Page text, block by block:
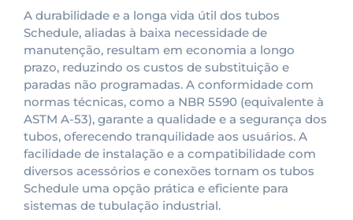
A durabilidade e a longa vida útil dos tubos
Schedule, aliadas à baixa necessidade de
manutenção, resultam em economia a longo
prazo, reduzindo os custos de substituição e
paradas não programadas. A conformidade com
normas técnicas, como a NBR 5590 (equivalente à
ASTM A-53), garante a qualidade e a segurança dos
tubos, oferecendo tranquilidade aos usuários. A
facilidade de instalação e a compatibilidade com
diversos acessórios e conexões tornam os tubos
Schedule uma opção prática e eficiente para
sistemas de tubulação industrial.